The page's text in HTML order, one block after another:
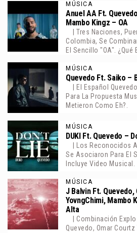
MÚSICA
Anuel AA Ft.
Mambo Kingz – OA
| Tres Naciones,
Colombia, Se
El Sencillo "OA". ¿Qué
MÚSICA
Quevedo Ft. Saiko –
| El Español
Para La Propuesta
Metieron Como Eh?.
MÚSICA
DUKI Ft. Quevedo –
| Los Reconocidos
Se Asociaron Para El
Incluye Video Musical.
MÚSICA
J Balvin Ft.
YovngChimi, Mambo
Alta
| Combinación
Quevedo, Omar Courtz